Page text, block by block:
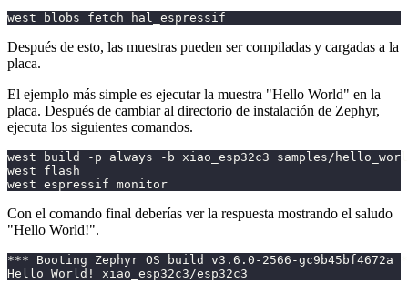
west blobs fetch hal_espressif
Después de esto, las muestras pueden ser compiladas y cargadas a la
placa.
El ejemplo más simple es ejecutar la muestra "Hello World" en la
placa. Después de cambiar al directorio de instalación de Zephyr,
ejecuta los siguientes comandos.
west build -p always -b xiao_esp32c3 samples/
west flash
west espressif monitor
Con el comando final deberías ver la respuesta mostrando el saludo
"Hello World!".
*** Booting Zephyr OS build v3.6.0-2566-gc9b45bf4672a
Hello World! xiao_esp32c3/esp32c3